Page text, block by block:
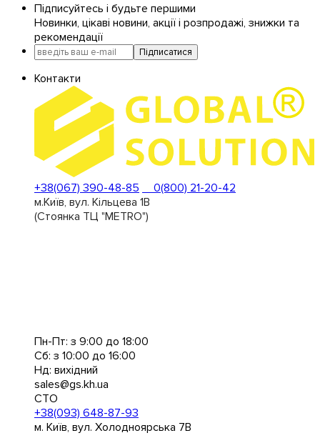
Підписуйтесь і будьте першими
Новинки, цікаві новини, акції і розпродажі, знижки та
рекомендації
Підписатися
Контакти
+38(067) 390-48-85
0(800) 21-20-42
м.Київ, вул. Кільцева 1В
(Стоянка ТЦ "METRO")
Пн-Пт: з 9:00 до 18:00
Сб: з 10:00 до 16:00
Нд: вихідний
sales@gs.kh.ua
СТО
+38(093) 648-87-93
м. Київ, вул. Холодноярська 7В